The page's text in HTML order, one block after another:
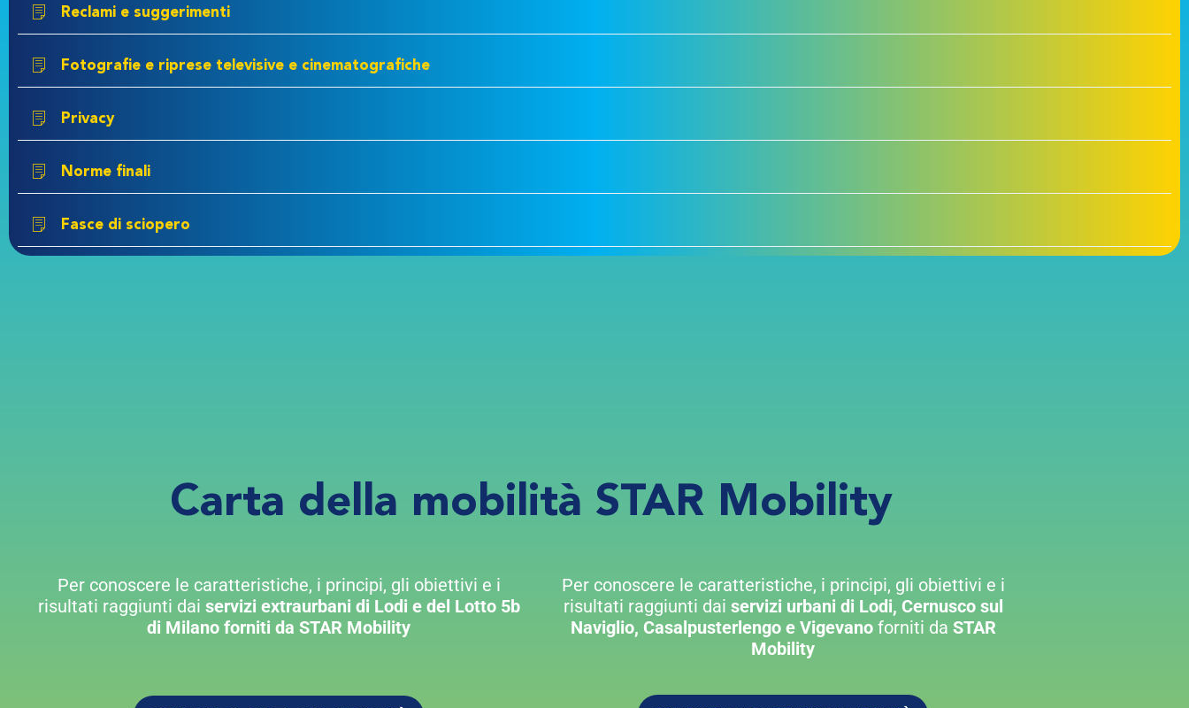
Reclami e suggerimenti
Fotografie e riprese televisive e cinematografiche
Privacy
Norme finali
Fasce di sciopero
Carta della mobilità STAR Mobility
Per conoscere le caratteristiche, i principi, gli obiettivi e i
risultati raggiunti dai servizi extraurbani di Lodi e del Lotto 5b
di Milano forniti da STAR Mobility
Per conoscere le caratteristiche, i principi, gli obiettivi e i
risultati raggiunti dai servizi urbani di Lodi, Cernusco sul
Naviglio, Casalpusterlengo e Vigevanoforniti da STAR
Mobility